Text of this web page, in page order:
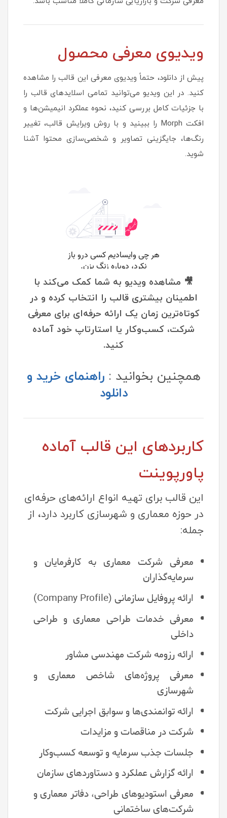
ویدیوی معرفی محصول
پیش از دانلود، حتماً ویدیوی معرفی این قالب را مشاهده
کنید. در این ویدیو می‌توانید تمامی اسلایدهای قالب را
با جزئیات کامل بررسی کنید، نحوه عملکرد انیمیشن‌ها و
افکت Morph را ببینید و با روش ویرایش قالب، تغییر
رنگ‌ها، جایگزینی تصاویر و شخصی‌سازی محتوا آشنا
شوید.
🎥 مشاهده ویدیو به شما کمک می‌کند با
اطمینان بیشتری قالب را انتخاب کرده و در
کوتاه‌ترین زمان یک ارائه حرفه‌ای برای معرفی
شرکت، کسب‌وکار یا استارتاپ خود آماده
کنید.
همچنین بخوانید :راهنمای خرید و
دانلود
کاربردهای این قالب آماده
پاورپوینت
این قالب برای تهیه انواع ارائه‌های حرفه‌ای
در حوزه معماری و شهرسازی کاربرد دارد، از
جمله:
معرفی شرکت معماری به کارفرمایان و
سرمایه‌گذاران
ارائه پروفایل سازمانی (Company Profile)
معرفی خدمات طراحی معماری و طراحی
داخلی
ارائه رزومه شرکت مهندسی مشاور
معرفی پروژه‌های شاخص معماری و
شهرسازی
ارائه توانمندی‌ها و سوابق اجرایی شرکت
شرکت در مناقصات و مزایدات
جلسات جذب سرمایه و توسعه کسب‌وکار
ارائه گزارش عملکرد و دستاوردهای سازمان
معرفی استودیوهای طراحی، دفاتر معماری و
شرکت‌های ساختمانی